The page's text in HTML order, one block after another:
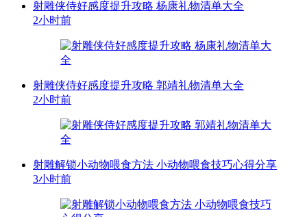
射雕侠侍好感度提升攻略 杨康礼物清单大全
2小时前
射雕侠侍好感度提升攻略 郭靖礼物清单大全
2小时前
射雕解锁小动物喂食方法 小动物喂食技巧心得分享
3小时前